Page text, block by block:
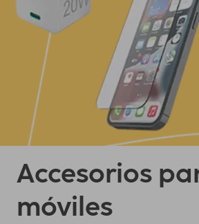
Accesorios
móviles